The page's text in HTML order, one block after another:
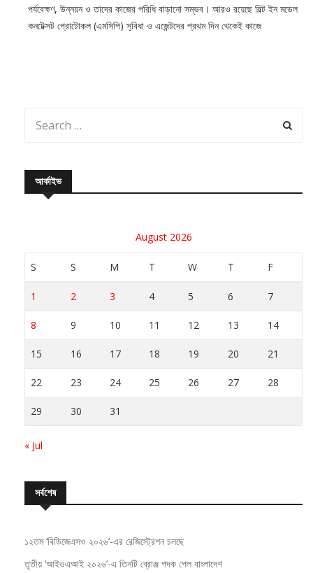
পর্যবেক্ষণ, উন্নয়ন ও তাদের কাজের পরিধি বাড়ানো সম্ভব। আরও রয়েছে বিল্ট ইন মডেল
কনটেক্সট প্রোটোকল (এমসিপি) সুবিধা ও এজেন্টদের প্রথম দিন থেকেই কাজে
আর্কাইভ
August 2026
S S M T W T F
1 2 3 4 5 6 7
8 9 10 11 12 13 14
15 16 17 18 19 20 21
22 23 24 25 26 27 28
29 30 31
« Jul
সর্বশেষ
১২তম ‘বিডিজেএসও ২০২৬’-এর রেজিস্ট্রেশন চলছে
তৃতীয় ‘আইওএআই ২০২৬’-এ তিনটি ব্রোঞ্জ পদক পেল বাংলাদেশ